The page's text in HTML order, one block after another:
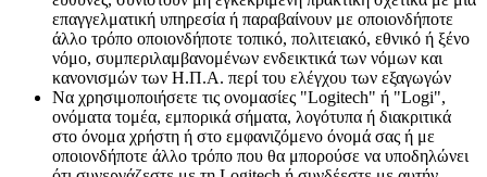
επαγγελματική υπηρεσία ή παραβαίνουν με οποιονδήποτε
άλλο τρόπο οποιονδήποτε τοπικό, πολιτειακό, εθνικό ή ξένο
νόμο, συμπεριλαμβανομένων ενδεικτικά των νόμων και
κανονισμών των Η.Π.Α. περί του ελέγχου των εξαγωγών
Να χρησιμοποιήσετε τις ονομασίες "Logitech" ή "Logi",
ονόματα τομέα, εμπορικά σήματα, λογότυπα ή διακριτικά
στο όνομα χρήστη ή στο εμφανιζόμενο όνομά σας ή με
οποιονδήποτε άλλο τρόπο που θα μπορούσε να υποδηλώνει